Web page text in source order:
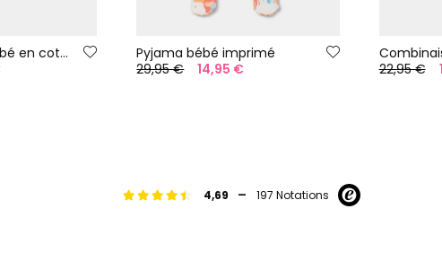
Esemble pour bébé en coton orange
Pyjama bébé imprimé
29,95 €
14,95 € 22,95 €
4,69 - 197 Notations